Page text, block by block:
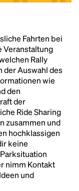
Fahrten bei
Veranstaltung
Rally
der Auswahl des
wie
den
der
Ride Sharing
zusammen und
hochklassigen
keine
nimm Kontakt
und
of the printing
has been the
since the
a galley of
specimen
but also
remaining